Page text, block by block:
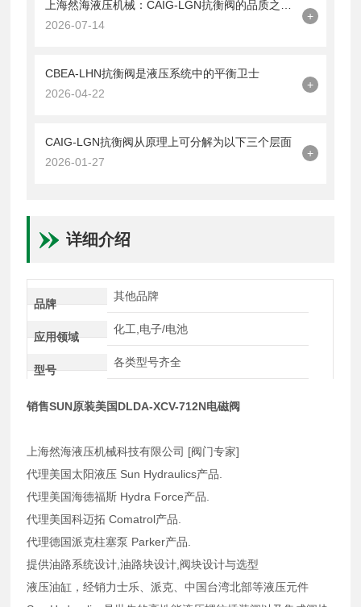
2026-07-14
+
CBEA-LHN抗衡阀是液压系统中的平衡卫士
2026-04-22
+
CAIG-LGN抗衡阀从原理上可分解为以下三个层面
2026-01-27
+
详细介绍
品牌
其他品牌
应用领域
化工,电子/电池
型号
各类型号齐全
销售SUN原装美国DLDA-XCV-712N电磁阀
上海然海液压机械科技有限公司 [阀门专家]
代理美国太阳液压 Sun Hydraulics产品.
代理美国海德福斯 Hydra Force产品.
代理美国科迈拓 Comatrol产品.
代理德国派克柱塞泵 Parker产品.
提供油路系统设计,油路块设计,阀块设计与选型
液压油缸，经销力士乐、派克、中国台湾北部等液压元件